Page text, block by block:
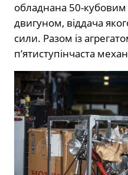
обладнана 50-
двигуном, віддача
сили. Разом із
п’ятиступінчаста